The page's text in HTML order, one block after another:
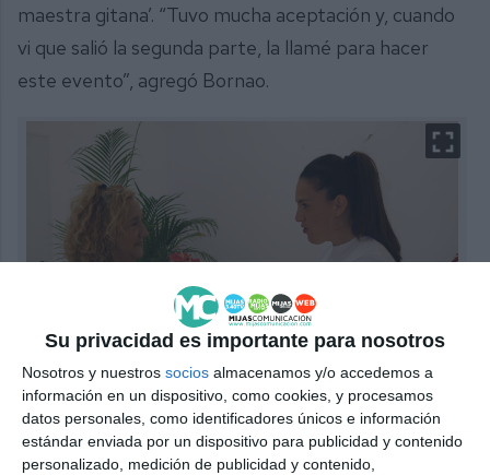
Su privacidad es importante para nosotros
Nosotros y nuestros socios almacenamos y/o accedemos a
información en un dispositivo, como cookies, y procesamos
datos personales, como identificadores únicos e información
estándar enviada por un dispositivo para publicidad y contenido
personalizado, medición de publicidad y contenido,
maestra gitana’. “Tuvo mucha aceptación y, cuando
vi que salió la segunda parte, la llamé para hacer
este evento”, agregó Bornao.
La autora conversa con la propietaria de La Cometa,
Carmen Bornao |
A.L.
Con ‘La maestra de los invisibles’ el público también